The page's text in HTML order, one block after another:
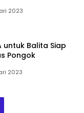
2023
untuk Balita Siap
Pongok
2023